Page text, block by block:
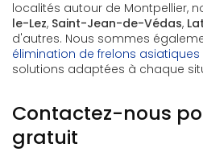
localités autour de Montpellier,
le-Lez, Saint-Jean-de-Védas,
d'autres. Nous sommes
élimination de frelons asiatiques
solutions adaptées à chaque
Contactez-nous
gratuit